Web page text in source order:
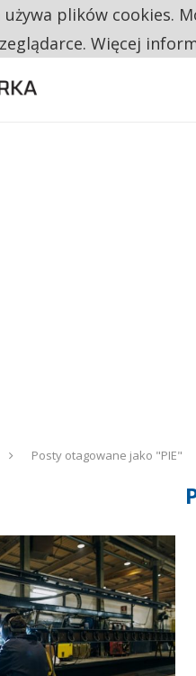
CHIN UDERZAJĄ W EUROPEJSKI
Posty otagowane jako "PIE"
plików cookies.
Więcej